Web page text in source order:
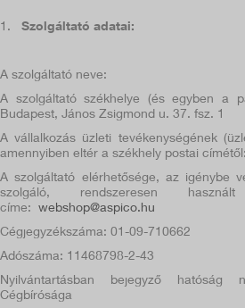
1. Szolgáltató adatai:
A szolgáltató neve:
A szolgáltató székhelye (és egyben a
Budapest, János Zsigmond u. 37. fsz. 1
A vállalkozás üzleti tevékenységének
amennyiben eltér a székhely postai címétől:
A szolgáltató elérhetősége, az igénybe
szolgáló, rendszeresen
címe: webshop@aspico.hu
Cégjegyzékszáma: 01-09-710662
Adószáma: 11468798-2-43
Nyilvántartásban bejegyző hatóság
Cégbírósága